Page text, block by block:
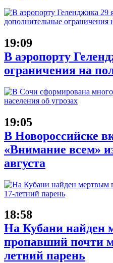
19:09
В аэропорту
ограничения на
19:05
В Новороссийске
«Внимание всем»
августа
18:58
На Кубани найден
пропавший почти
летний парень